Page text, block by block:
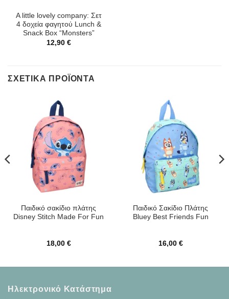
A little lovely company: Σετ
4 δοχεία φαγητού Lunch &
Snack Box “Monsters”
12,90 €
ΣΧΕΤΙΚΆ ΠΡΟΪΌΝΤΑ
Παιδικό σακίδιο πλάτης
Disney Stitch Made For Fun
18,00 €
Παιδικό Σακίδιο Πλάτης
Bluey Best Friends Fun
16,00 €
Ηλεκτρονικό Κατάστημα